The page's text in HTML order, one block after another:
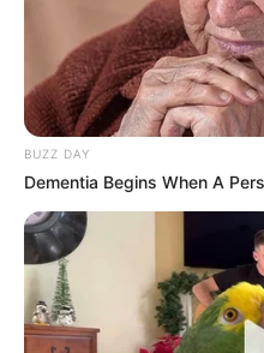
BUZZ DAY
Dementia Begins When A